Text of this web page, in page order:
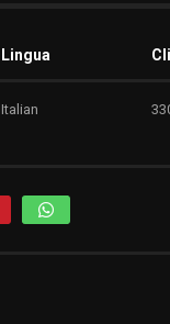
Lingua
Italian